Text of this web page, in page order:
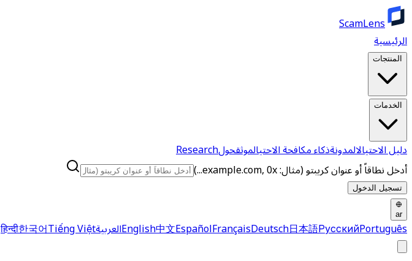
ScamLens
الرئيسية
المنتجات
الخدمات
دليل الاحتيالالمدونةذكاء مكافحة الاحتيالموثقحولResearch
أدخل نطاقاً أو عنوان كريبتو (مثال: example.com, 0x...)
تسجيل الدخول
ar
English中文EspañolFrançaisDeutsch日本語РусскийPortuguês العربية हिन्दी한국어Tiếng Việt